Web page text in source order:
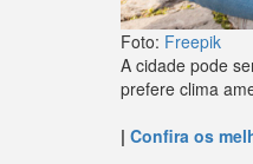
Foto: Freepik
A cidade pode
prefere clima
| Confira os